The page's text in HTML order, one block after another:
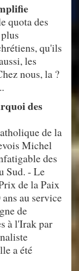
quota des
qu'ils
les
nous, la ?
des
de la
Michel
des
Sud. - Le
de la Paix
au service
de
à l'Irak par
a été